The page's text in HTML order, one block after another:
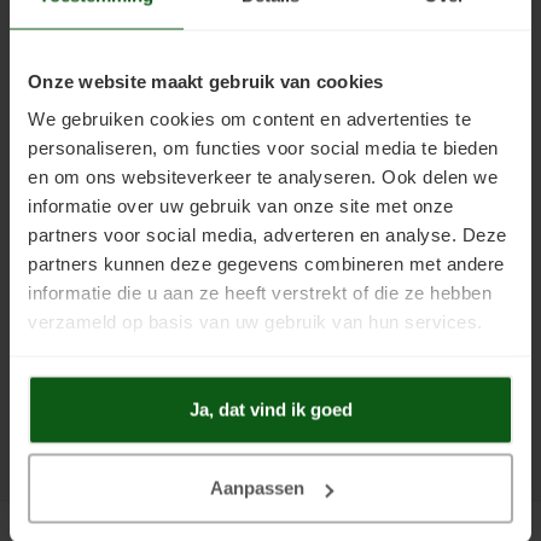
Onze website maakt gebruik van cookies
We gebruiken cookies om content en advertenties te
personaliseren, om functies voor social media te bieden
en om ons websiteverkeer te analyseren. Ook delen we
informatie over uw gebruik van onze site met onze
partners voor social media, adverteren en analyse. Deze
partners kunnen deze gegevens combineren met andere
informatie die u aan ze heeft verstrekt of die ze hebben
verzameld op basis van uw gebruik van hun services.
Ja, dat vind ik goed
Aanpassen
Kunststofcoat
Laminaatcoat
Linoleumcoat
Pre Dekverf
PVC-Coat
Vinylcoat
Woonkamercoat
Clearprimer
Cementdekvloer verven
Egalinevloer verven
Garagevloer verven
Gietvloer verven
Granietvloer verven
Grindvloer verven
Kunststofvloer verven
Keldervloer verven
Verwijderen
Verwerken
Bestendigheid
Benodigdheden
Problemen Voorkomen
Veiligheidsinformatie
Cementdekvloer met vloerverwarming verven
Natuursteen tegels verven
Laminaatvloer verven met kunststofcoat
Cementdekvloer opgeknapt in Leeuwarden
Garagevloer verven met vloerverf
Betaalmethoden
Bestellen
Support
Mijn account
Keurmerken